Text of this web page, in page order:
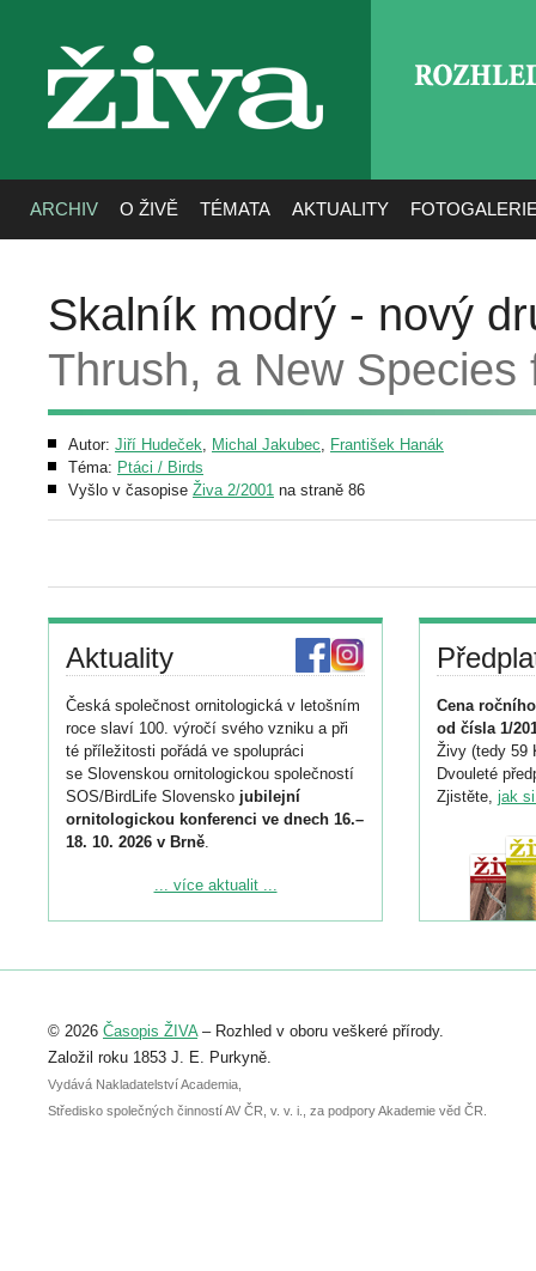
živa
ARCHIV O ŽIVĚ TÉMATA AKTUALITY
Skalník modrý - nový
Thrush, a New
Autor: Jiří Hudeček, Michal Jakubec, František Hanák
Téma: Ptáci / Birds
Vyšlo v časopise Živa 2/2001 na straně 86
Aktuality
Česká společnost ornitologická v letošním
roce slaví 100. výročí svého vzniku a při
té příležitosti pořádá ve spolupráci
se Slovenskou ornitologickou společností
SOS/BirdLife Slovensko jubilejní
ornitologickou konferenci ve dnech 16.–
18. 10. 2026 v Brně.
Podrobnější informace ke konferenci
Registrovat se můžete do 6. září.
abstraktu přihlášené přednášky nebo
posteru je už 30. června.
... více aktualit ...
Cena
od čísla 1/
Živy (tedy 59
Dvouleté
Zjistěte, jak
© 2026 Časopis ŽIVA– Rozhled v oboru veškeré přírody.
Založil roku 1853 J. E. Purkyně.
Vydává Nakladatelství Academia,
Středisko společných činností AV ČR, v. v. i., za podpory Akademie věd ČR.